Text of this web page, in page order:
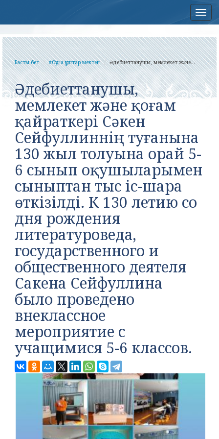
Басты бет #Оқуға құштар мектеп Әдебиеттанушы, мемлекет және...
Әдебиеттанушы,
мемлекет және қоғам
қайраткері Сәкен
Сейфуллиннің туғанына
130 жыл толуына орай 5-
6 сынып оқушыларымен
сыныптан тыс іс-шара
өткізілді. К 130 летию со
дня рождения
литературоведа,
государственного и
общественного деятеля
Сакена Сейфуллина
было проведено
внеклассное
мероприятие с
учащимися 5-6 классов.